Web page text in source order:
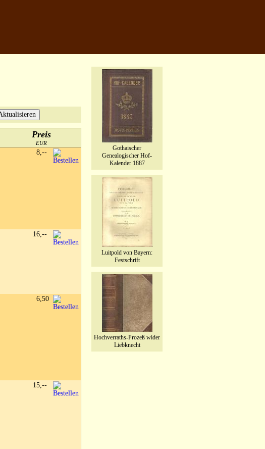
Gothaischer
Genealogischer Hof-
Kalender 1887
Luitpold von Bayern:
Festschrift
Hochverraths-Prozeß wider
Liebknecht
Preis
EUR
8,--
16,--
6,50
15,--